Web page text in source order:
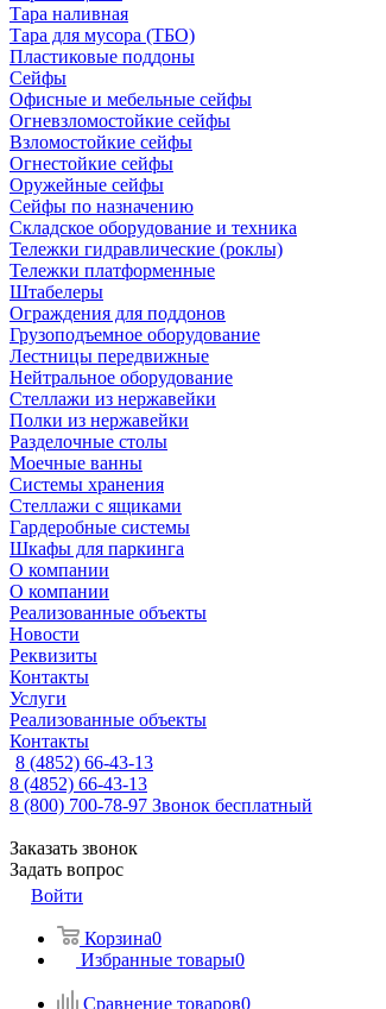
Тара наливная
Тара для мусора (ТБО)
Пластиковые поддоны
Сейфы
Офисные и мебельные сейфы
Огневзломостойкие сейфы
Взломостойкие сейфы
Огнестойкие сейфы
Оружейные сейфы
Сейфы по назначению
Складское оборудование и техника
Тележки гидравлические (роклы)
Тележки платформенные
Штабелеры
Ограждения для поддонов
Грузоподъемное оборудование
Лестницы передвижные
Нейтральное оборудование
Стеллажи из нержавейки
Полки из нержавейки
Разделочные столы
Моечные ванны
Системы хранения
Стеллажи с ящиками
Гардеробные системы
Шкафы для паркинга
О компании
О компании
Реализованные объекты
Новости
Реквизиты
Контакты
Услуги
Реализованные объекты
Контакты
8 (4852) 66-43-13
8 (4852) 66-43-13
8 (800) 700-78-97 Звонок бесплатный
Заказать звонок
Задать вопрос
Войти
Корзина0
Избранные товары0
Сравнение товаров0